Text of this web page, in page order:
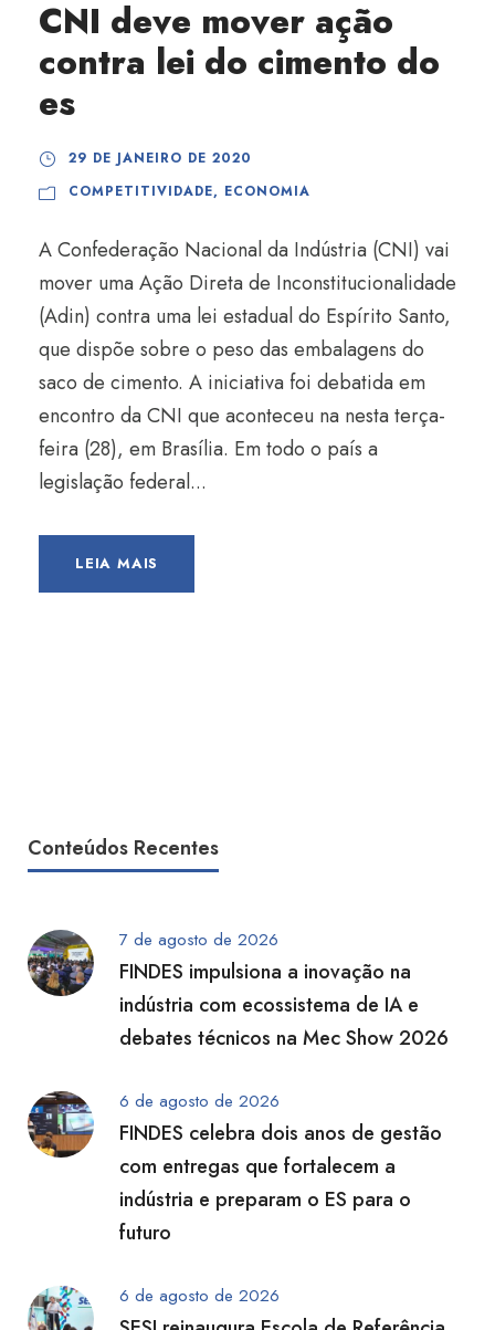
CNI deve mover ação
contra lei do cimento do
es
29 DE JANEIRO DE 2020
COMPETITIVIDADE, ECONOMIA
A Confederação Nacional da Indústria (CNI) vai
mover uma Ação Direta de Inconstitucionalidade
(Adin) contra uma lei estadual do Espírito Santo,
que dispõe sobre o peso das embalagens do
saco de cimento. A iniciativa foi debatida em
encontro da CNI que aconteceu na nesta terça-
feira (28), em Brasília. Em todo o país a
legislação federal...
LEIA MAIS
Conteúdos Recentes
7 de agosto de 2026
FINDES impulsiona a inovação na
indústria com ecossistema de IA e
debates técnicos na Mec Show 2026
6 de agosto de 2026
FINDES celebra dois anos de gestão
com entregas que fortalecem a
indústria e preparam o ES para o
futuro
6 de agosto de 2026